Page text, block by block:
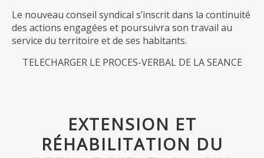
Le nouveau conseil syndical s’inscrit dans la continuité
des actions engagées et poursuivra son travail au
service du territoire et de ses habitants.
TELECHARGER LE PROCES-VERBAL DE LA SEANCE
EXTENSION ET
RÉHABILITATION DU